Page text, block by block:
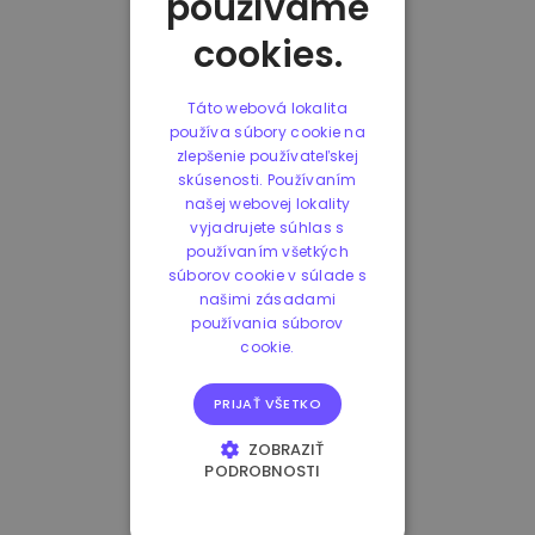
cookies.
Táto webová lokalita
používa súbory cookie na
zlepšenie používateľskej
skúsenosti. Používaním
našej webovej lokality
vyjadrujete súhlas s
používaním všetkých
súborov cookie v súlade s
našimi zásadami
používania súborov
cookie.
PRIJAŤ VŠETKO
ZOBRAZIŤ
PODROBNOSTI